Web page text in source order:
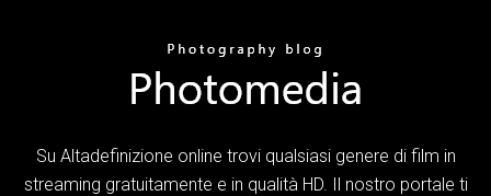
Su Altadefinizione online trovi qualsiasi genere di film in
streaming gratuitamente e in qualità HD. Il nostro portale ti